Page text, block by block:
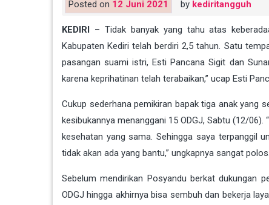
Posted on 12 Juni 2021 by kediritangguh
KEDIRI – Tidak banyak yang tahu atas
Kabupaten Kediri telah berdiri 2,5 tahun. Satu
pasangan suami istri, Esti Pancana Sigit dan
karena keprihatinan telah terabaikan,” ucap Esti
Cukup sederhana pemikiran bapak tiga anak yang
kesibukannya menanggani 15 ODGJ, Sabtu (12/
kesehatan yang sama. Sehingga saya terpanggil
tidak akan ada yang bantu,” ungkapnya sangat polos.
Sebelum mendirikan Posyandu berkat dukungan
ODGJ hingga akhirnya bisa sembuh dan bekerja